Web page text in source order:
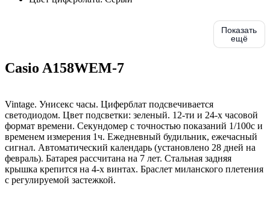
Показать
ещё
Casio A158WEM-7
Vintage. Унисекс часы. Циферблат подсвечивается
светодиодом. Цвет подсветки: зеленый. 12-ти и 24-х часовой
формат времени. Секундомер с точностью показаний 1/100с и
временем измерения 1ч. Ежедневный будильник, ежечасный
сигнал. Автоматический календарь (установлено 28 дней на
февраль). Батарея рассчитана на 7 лет. Стальная задняя
крышка крепится на 4-х винтах. Браслет миланского плетения
с регулируемой застежкой.